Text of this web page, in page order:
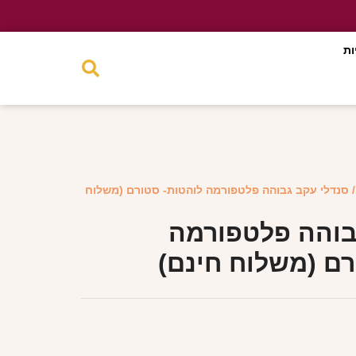
סנדלי עקב גבוהה פלטפורמה לוהטות- סטורם (משלוח
פלטפורמה
(משלוח חינם)